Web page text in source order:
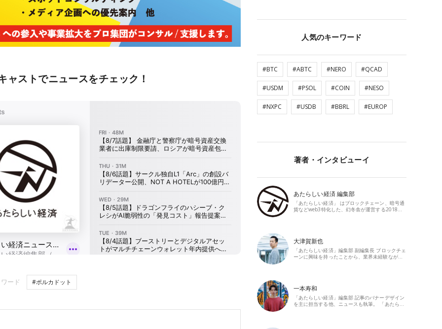
ャストでニュースをチェック！
ード #ポルカドット
人気のキーワード
#BTC #ABTC #NERO #QCAD
#USDM #PSOL #COIN #NESO
#NXPC #USDB #BBRL #EUROP
著者・インタビューイ
あたらしい経済 編集部
「あたらしい経済」 はブロックチェーン、暗号通
貨などweb3特化した、幻冬舎が運営する2018…
大津賀新也
「あたらしい経済」編集部 副編集長 ブロックチェ
ーンに興味を持ったことから、業界未経験なが…
一本寿和
「あたらしい経済」編集部 記事のバナーデザイン
を主に担当する他、ニュースも執筆。 「あたら…